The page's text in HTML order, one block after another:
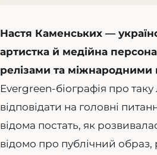
Настя Каменських —
артистка й медійна
релізами та міжнародними
Evergreen-біографія про
відповідати на головні
відома постать, як
відомо про публічний